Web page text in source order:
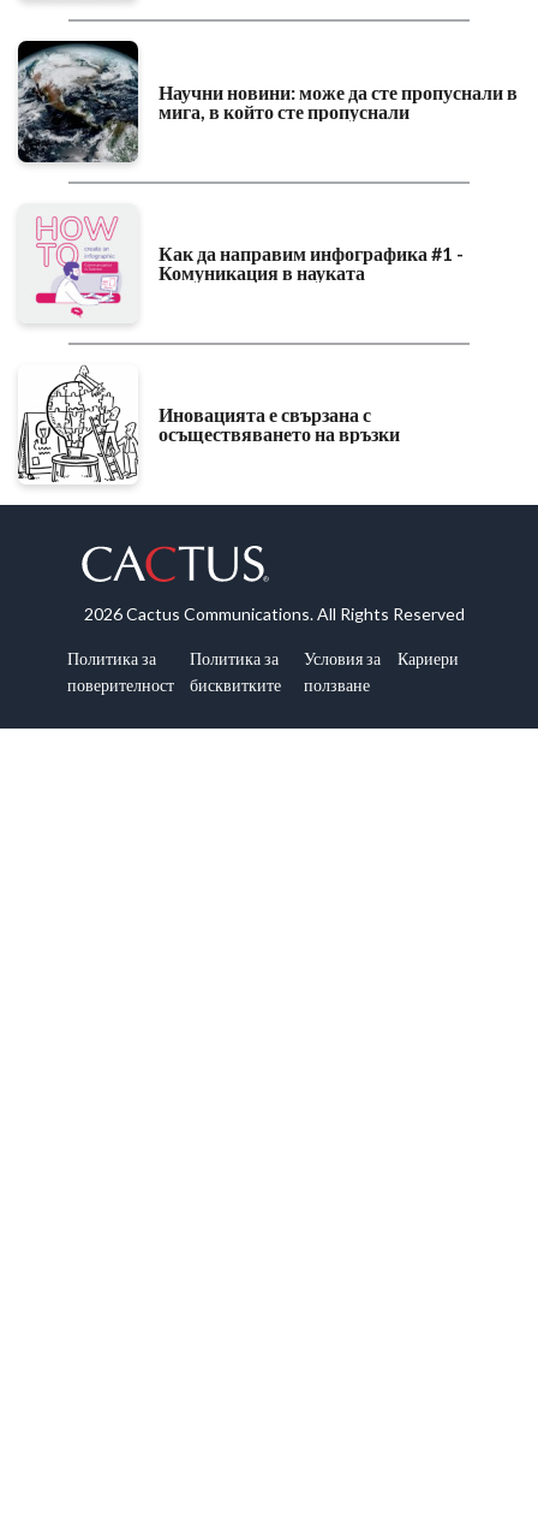
Научни новини: може да сте пропуснали в
мига, в който сте пропуснали
Как да направим инфографика #1 -
Комуникация в науката
Иновацията е свързана с
осъществяването на връзки
2026 Cactus Communications. All Rights Reserved
Политика за
поверителност
Политика за
бисквитките
Условия за
ползване
Кариери